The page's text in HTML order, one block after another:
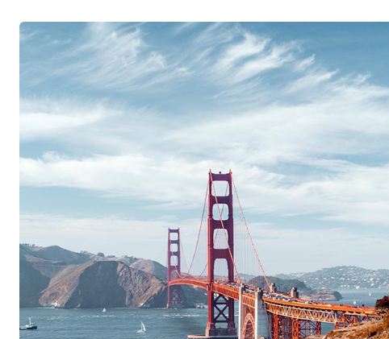
Vigneti côi d’altitudine e una propria bottaia
Dotato di una véJess Jackson ha sempre prestato
fattori chiave nella produzione dei suoi vini: la
delle botti di legno utilizzate. Per i suoi vigneti ha
alta quota, sulle fresche colline della California,
microclimi si combinano per produrre un vino di
influenze dei microclimi danno origine ad uve
spiccata acidità. Ha inoltre investito in un’azienda
e in una bottaia nel Missouri, al fine di produrre
sue botti di rovere e di farle realizzare interamente
poiché la qualità delle botti che acquistava era
Pionieri della viticoltura sostenibile
Lontani dal riposare sugli allori, i Jackson si sono
principi della viticoltura sostenibile.Lungi dal